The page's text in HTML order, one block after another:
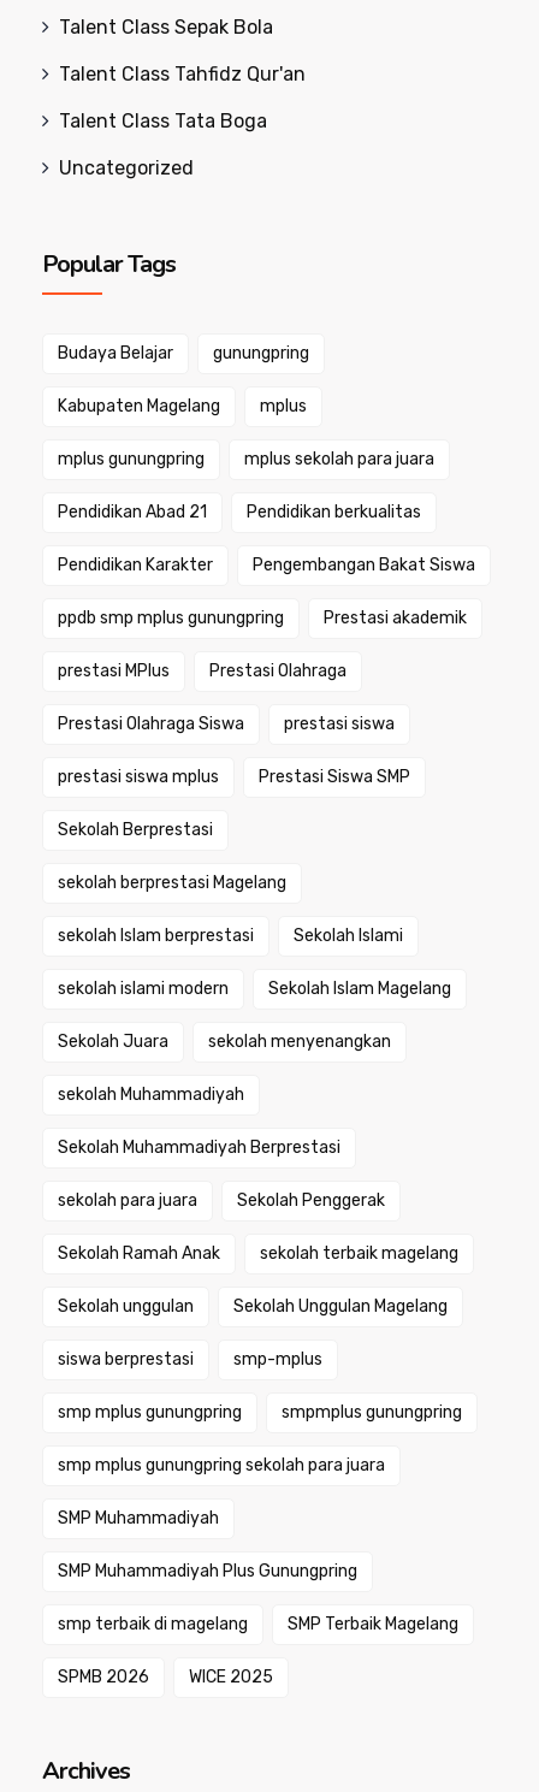
Talent Class Sepak Bola
Talent Class Tahfidz Qur'an
Talent Class Tata Boga
Uncategorized
Popular Tags
Budaya Belajar gunungpring
Kabupaten Magelang mplus
mplus gunungpring mplus sekolah para juara
Pendidikan Abad 21 Pendidikan berkualitas
Pendidikan Karakter Pengembangan Bakat Siswa
ppdb smp mplus gunungpring Prestasi akademik
prestasi MPlus Prestasi Olahraga
Prestasi Olahraga Siswa prestasi siswa
prestasi siswa mplus Prestasi Siswa SMP
Sekolah Berprestasi
sekolah berprestasi Magelang
sekolah Islam berprestasi Sekolah Islami
sekolah islami modern Sekolah Islam Magelang
Sekolah Juara sekolah menyenangkan
sekolah Muhammadiyah
Sekolah Muhammadiyah Berprestasi
sekolah para juara Sekolah Penggerak
Sekolah Ramah Anak sekolah terbaik magelang
Sekolah unggulan Sekolah Unggulan Magelang
siswa berprestasi smp-mplus
smp mplus gunungpring smpmplus gunungpring
smp mplus gunungpring sekolah para juara
SMP Muhammadiyah
SMP Muhammadiyah Plus Gunungpring
smp terbaik di magelang SMP Terbaik Magelang
SPMB 2026 WICE 2025
Archives